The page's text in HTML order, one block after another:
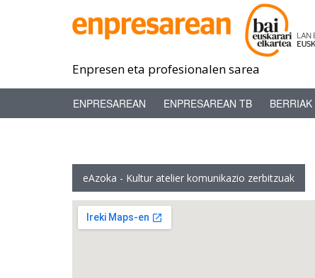
Enpresen eta profesionalen sarea
ENPRESAREAN ENPRESAREAN TB BERRIAK
eAzoka - Kultur atelier komunikazio zerbitzuak